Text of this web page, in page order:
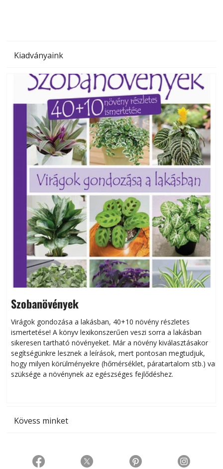
Kiadványaink
Szobanövények
Virágok gondozása a lakásban, 40+10 növény részletes
ismertetése! A könyv lexikonszerűen veszi sorra a lakásban
sikeresen tart­ha­tó növényeket. Már a növény kiválasztásakor
segítségünkre lesznek a leírások, mert pontosan megtudjuk,
hogy milyen körülményekre (hőmérséklet, páratartalom stb.) van
szüksége a növénynek az egészséges fejlődéshez.
Kövess minket